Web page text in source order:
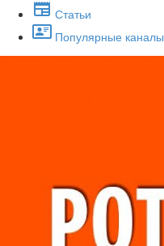
Статьи
Популярные каналы